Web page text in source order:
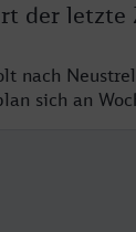
der letzte
nach
sich an